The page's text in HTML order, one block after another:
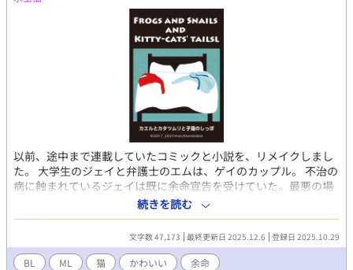
や、まぁ殺されたというのはちょっと語弊があるかもしれない最
後だったが､､､。 ちゃんと全人類の敵となって、ちゃんと正義の味
方に倒され、俺の人生ジ・エンド⭐︎である。 ､､､と思ってたんだけ
ど。 どこかの神様の気まぐれなのか。俺はまたまた新たな人生を
ご用意された。今までの記憶を引き継いだまま。 前前世のことわ
ざで「三度目の正直」というものがある。１度目、２度目は当て
にならないが３度目は確実である､､､と。 そのことわざを信じ、
今世こそ楽しいファンタジーライフを！！なんて浮かれポンチだ
った俺は知らなかった。 前世の記憶を持ち得る人間が他にもい
て、またまたあれやこれや騒動が起きることも。 生まれ直した世
界が前前世でハマってたRPGの続編なことも。 俺のことを結婚相
手にしようとする奴（男）（前世で俺を殺した勇者）がいること
も。 知ってるわけないだろうがっっ！！！！！！（謎ギレ）
以前、途中まで連載していたコミックと小説を、リメイクしまし
た。 大学生のジェイと弁護士のエムは、ゲイのカップル。 不治の
病に蝕まれているジェイは既に余命宣告を受けていた。最悪の場
合は、わずか数週間。 方や、弁護士のエムにも、過去の痛手や重
責からのアルコール依存での入院歴が有る。 惹かれあい共に暮ら
すようになった二人だが、すれ違い争ってばかりいた。 破綻間近
のエムとジェイの生活に、ある日「なにか」が加わって……。 新
たな物語として、楽しんで読んでいただけたら、幸いです。
続きを読む
文字数 47,173 最終更新日 2025.12.6 登録日 2025.10.29
BL ML 猫 かわいい 余命